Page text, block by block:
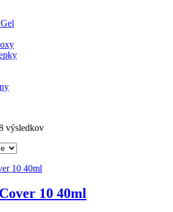
výsledkov
10 40ml